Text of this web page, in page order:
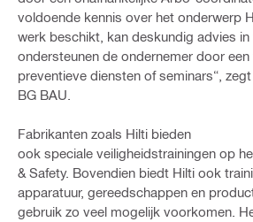
voldoende kennis over het onderwerp
werk beschikt, kan deskundig advies in
ondersteunen de ondernemer door
preventieve diensten of seminars“,
BG BAU.
Fabrikanten zoals Hilti bieden
ook speciale veiligheidstrainingen op
& Safety. Bovendien biedt Hilti ook
apparatuur, gereedschappen en
gebruik zo veel mogelijk voorkomen.